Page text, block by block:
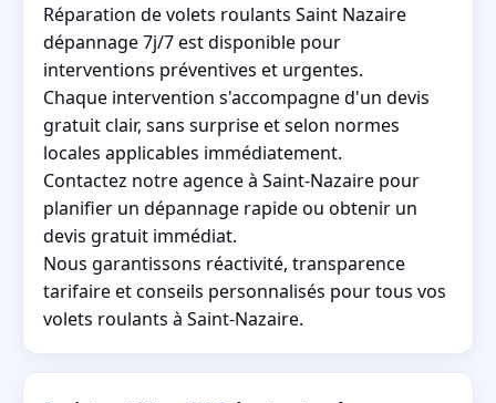
Réparation de volets roulants Saint Nazaire
dépannage 7j/7 est disponible pour
interventions préventives et urgentes.
Chaque intervention s'accompagne d'un devis
gratuit clair, sans surprise et selon normes
locales applicables immédiatement.
Contactez notre agence à Saint-Nazaire pour
planifier un dépannage rapide ou obtenir un
devis gratuit immédiat.
Nous garantissons réactivité, transparence
tarifaire et conseils personnalisés pour tous vos
volets roulants à Saint-Nazaire.